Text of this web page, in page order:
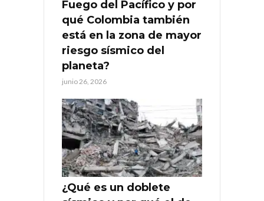
Fuego del Pacífico y por
qué Colombia también
está en la zona de mayor
riesgo sísmico del
planeta?
junio 26, 2026
¿Qué es un doblete